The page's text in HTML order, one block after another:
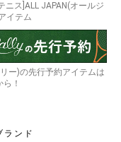
トへ進む
ニス]ALL JAPAN(オールジ
イテム
ー)の先行予約アイテムは
！
ランド